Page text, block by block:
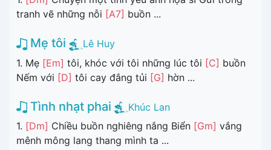
tranh vẽ những nỗi [A7] buồn ...
Mẹ tôi
Lê Huy
1. Mẹ [Em] tôi, khóc với tôi những lúc tôi [C] buồn
Nếm với [D] tôi cay đắng tủi [G] hờn ...
Tình nhạt phai
Khúc Lan
1. [Dm] Chiều buồn nghiêng nắng Biển [Gm] vắng
mênh mông lang thang mình ta ...